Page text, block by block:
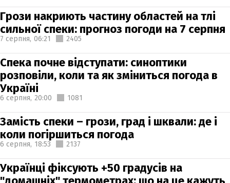
Грози накриють частину областей на тлі
сильної спеки: прогноз погоди на 7 серпня
7 серпня, 06:21 2405
Спека почне відступати: синоптики
розповіли, коли та як зміниться погода в
Україні
6 серпня, 20:00 1081
Замість спеки – грози, град і шквали: де і
коли погіршиться погода
6 серпня, 18:53 2137
Українці фіксують +50 градусів на